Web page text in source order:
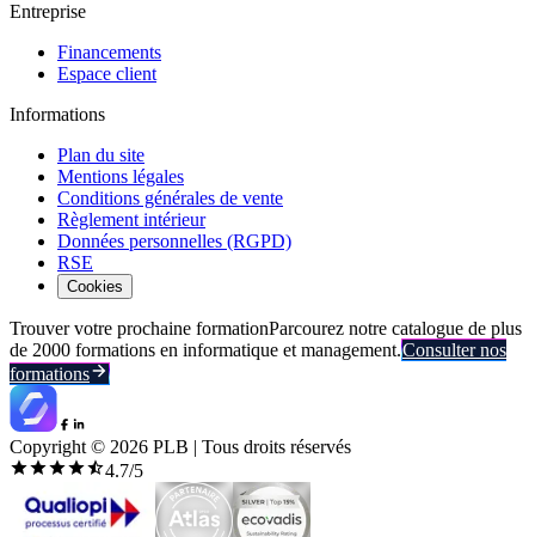
Entreprise
Financements
Espace client
Informations
Plan du site
Mentions légales
Conditions générales de vente
Règlement intérieur
Données personnelles (RGPD)
RSE
Cookies
Trouver votre prochaine formationParcourez notre catalogue de plus
de 2000 formations en informatique et management.Consulter nos
formations
Copyright © 2026 PLB | Tous droits réservés
4.7/5